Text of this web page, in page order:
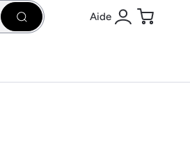
Rechercher Aide
Se connecter
Panier